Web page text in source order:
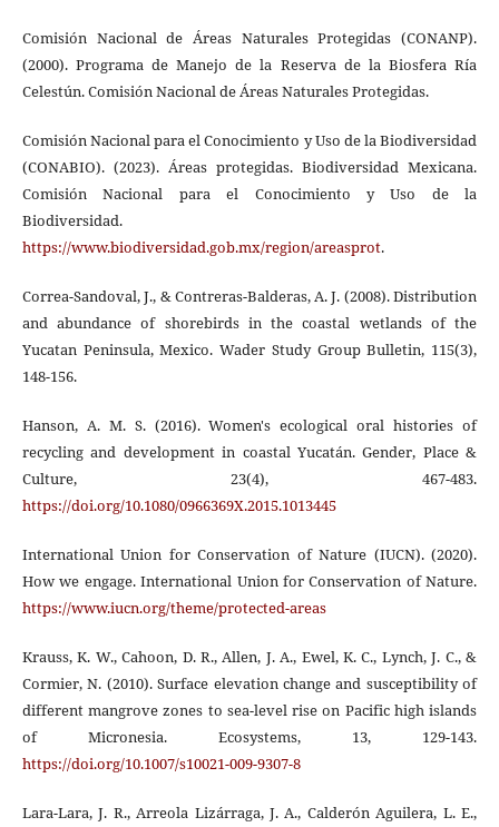
Comisión Nacional de Áreas Naturales Protegidas (CONANP).
(2000). Programa de Manejo de la Reserva de la Biosfera Ría
Celestún. Comisión Nacional de Áreas Naturales Protegidas.
Comisión Nacional para el Conocimiento y Uso de la Biodiversidad
(CONABIO). (2023). Áreas protegidas. Biodiversidad Mexicana.
Comisión Nacional para el Conocimiento y Uso de la
Biodiversidad.
https://www.biodiversidad.gob.mx/region/areasprot.
Correa-Sandoval, J., & Contreras-Balderas, A. J. (2008). Distribution
and abundance of shorebirds in the coastal wetlands of the
Yucatan Peninsula, Mexico. Wader Study Group Bulletin, 115(3),
148-156.
Hanson, A. M. S. (2016). Women's ecological oral histories of
recycling and development in coastal Yucatán. Gender, Place &
Culture, 23(4), 467-483.
https://doi.org/10.1080/0966369X.2015.1013445
International Union for Conservation of Nature (IUCN). (2020).
How we engage. International Union for Conservation of Nature.
https://www.iucn.org/theme/protected-areas
Krauss, K. W., Cahoon, D. R., Allen, J. A., Ewel, K. C., Lynch, J. C., &
Cormier, N. (2010). Surface elevation change and susceptibility of
different mangrove zones to sea-level rise on Pacific high islands
of Micronesia. Ecosystems, 13, 129-143.
https://doi.org/10.1007/s10021-009-9307-8
Lara-Lara, J. R., Arreola Lizárraga, J. A., Calderón Aguilera, L. E.,